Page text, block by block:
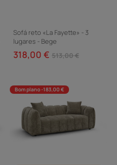
Sofá reto «La Fayette» - 3
lugares - Bege
318,00 € 513,00 €
Bom plano -183,00 €